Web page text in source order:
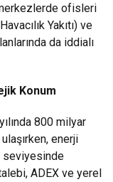
ofisleri
Yakıtı) ve
da iddialı
Konum
800 milyar
enerji
seviyesinde
ADEX ve yerel